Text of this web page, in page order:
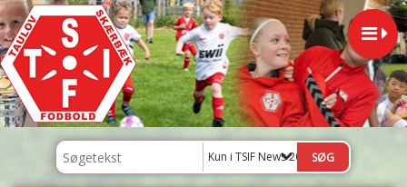
Kun i TSIF News 2025